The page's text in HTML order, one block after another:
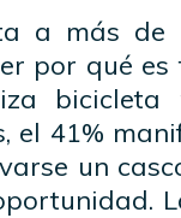
a más
por qué
bicicleta
el 41%
un